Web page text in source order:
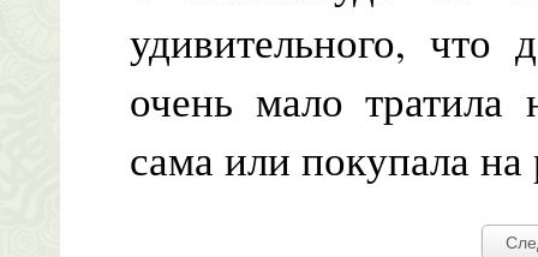
удивительного, что
очень мало
сама или покупала